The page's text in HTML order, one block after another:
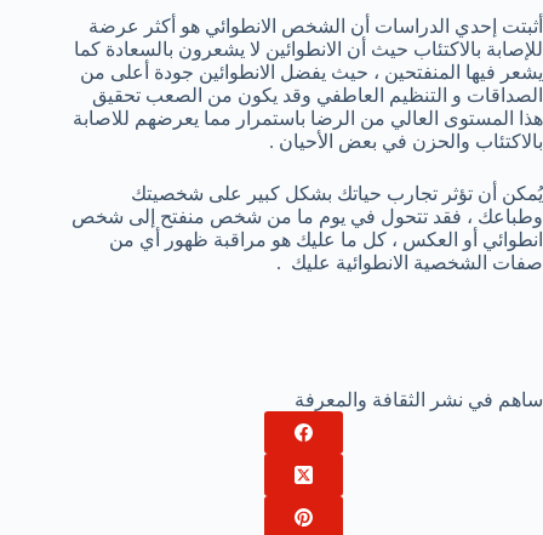
أثبتت إحدي الدراسات أن الشخص الانطوائي هو أكثر عرضة
للإصابة بالاكتئاب حيث أن الانطوائين لا يشعرون بالسعادة كما
يشعر فيها المنفتحين ، حيث يفضل الانطوائين جودة أعلى من
الصداقات و التنظيم العاطفي وقد يكون من الصعب تحقيق
هذا المستوى العالي من الرضا باستمرار مما يعرضهم للاصابة
بالاكتئاب والحزن في بعض الأحيان .
يُمكن أن تؤثر تجارب حياتك بشكل كبير على شخصيتك
وطباعك ، فقد تتحول في يوم ما من شخص منفتح إلى شخص
انطوائي أو العكس ، كل ما عليك هو مراقبة ظهور أي من
صفات الشخصية الانطوائية عليك .
ساهم في نشر الثقافة والمعرفة